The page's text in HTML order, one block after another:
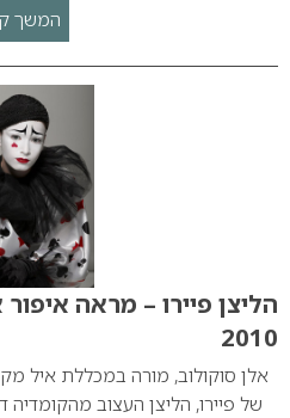
המשך
הליצן פיירו – מראה איפור
2010
אלן סוקולוב, מורה במכללת איל
של פיירו, הליצן העצוב